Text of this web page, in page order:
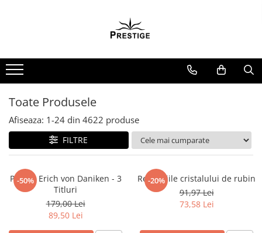
Noutati
Promotii
Spiritualitate - Ezoterism
AngelConnection
Arte Divinatorii
Chiromantie
Dezvoltare Spirituala
KidConnection
Toate Produsele
Afiseaza: 1-24 din 4622 produse
FILTRE
-50%
Pachet Erich von Daniken - 3
Titluri
179,00 Lei
89,50 Lei
-20%
Revelatiile cristalului de rubin
91,97 Lei
73,58 Lei